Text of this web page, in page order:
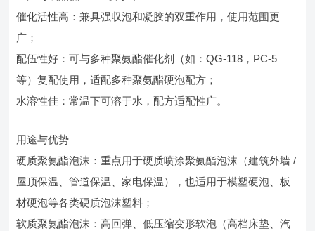
催化活性高：兼具强収泡和凝胶的双重作用，使用范围更
广；
配伍性好：可与多种聚氨酯催化剂（如：QG-118，PC-5
等）复配使用，适配多种聚氨酯硬泡配方；
水溶性佳：常温下可溶于水，配方适配性广。
用途与优势
硬质聚氨酯泡沫：重点用于硬质喷涂聚氨酯泡沫（建筑外墙 /
屋顶保温、管道保温、家电保温），也适用于模塑硬泡、板
材硬泡等各类硬质泡沫塑料；
软质聚氨酯泡沫：高回弹、低压缩变形软泡（高档床垫、汽